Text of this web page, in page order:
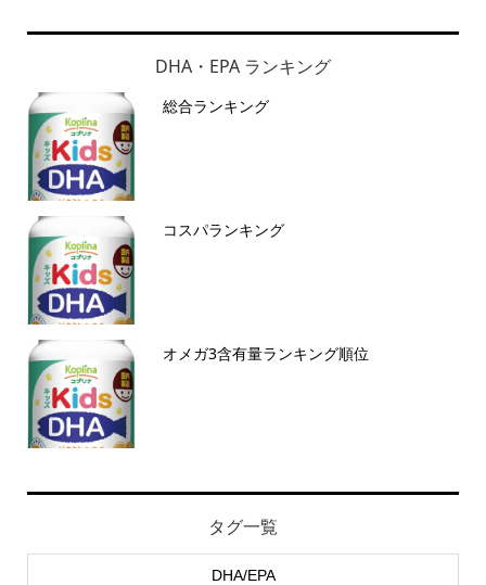
DHA・EPA ランキング
総合ランキング
コスパランキング
オメガ3含有量ランキング順位
タグ一覧
DHA/EPA